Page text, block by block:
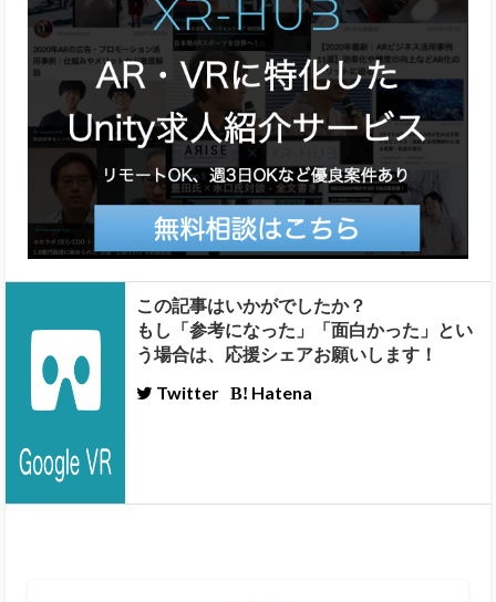
この記事はいかがでしたか？
もし「参考になった」「面白かった」とい
う場合は、応援シェアお願いします！
Twitter
Hatena